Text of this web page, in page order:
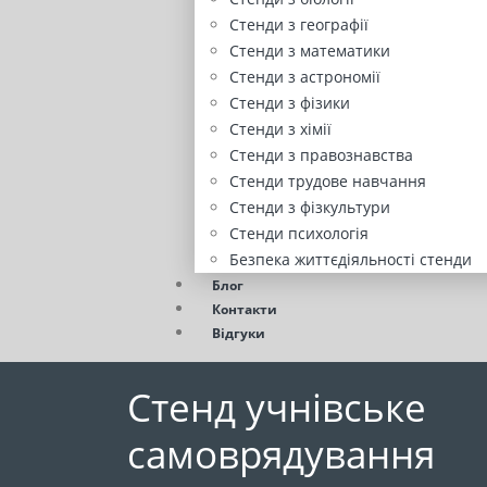
Стенди з географії
Стенди з математики
Стенди з астрономії
Стенди з фізики
Стенди з хімії
Стенди з правознавства
Стенди трудове навчання
Стенди з фізкультури
Стенди психологія
Безпека життєдіяльності стенди
Блог
Контакти
Відгуки
Стенд учнівське
самоврядування